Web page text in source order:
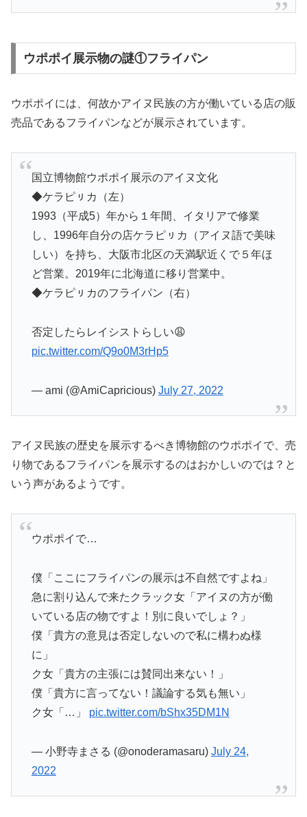
ウポポイ展示物の謎①フライパン
ウポポイには、何故かアイヌ民族の方が働いている店の販
売品であるフライパンなどが展示されています。
国立博物館ウポポイ展示のアイヌ文化
◆ケラピㇼカ（左）
1993（平成5）年から１年間、イタリアで修業
し、1996年自分の店ケラピㇼカ（アイヌ語で美味
しい）を持ち、大阪市北区の天満駅近くで５年ほ
ど営業。2019年に北海道に移り営業中。
◆ケラピㇼカのフライパン（右）
否定したらレイシストらしい😩
pic.twitter.com/Q9o0M3rHp5
— ami (@AmiCapricious) July 27, 2022
アイヌ民族の歴史を展示するべき博物館のウポポイで、売
り物であるフライパンを展示するのはおかしいのでは？と
いう声があるようです。
ウポポイで…
僕「ここにフライパンの展示は不自然ですよね」
急に割り込んで来たクラック女「アイヌの方が働
いている店の物ですよ！別に良いでしょ？」
僕「貴方の意見は否定しないので私に構わぬ様
に」
ク女「貴方の主張には賛同出来ない！」
僕「貴方に言ってない！議論する気も無い」
ク女「…」 pic.twitter.com/bShx35DM1N
— 小野寺まさる (@onoderamasaru) July 24,
2022